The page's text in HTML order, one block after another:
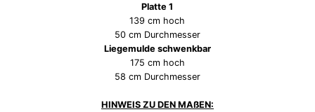
Platte 1
139 cm hoch
50 cm Durchmesser
Liegemulde schwenkbar
175 cm hoch
58 cm Durchmesser
HINWEIS ZU DEN MAßEN: